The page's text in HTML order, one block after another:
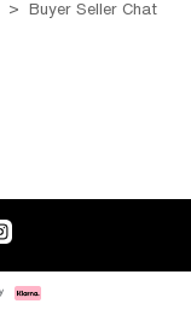
Buyer Seller Chat